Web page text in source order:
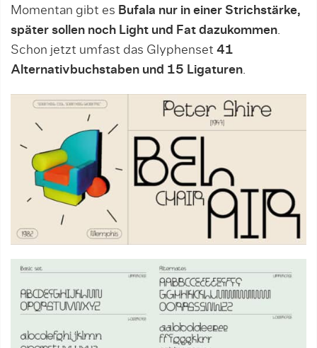
Momentan gibt es Bufala nur in einer Strichstärke,
später sollen noch Light und Fat dazukommen
Schon jetzt umfast das Glyphenset 41
Alternativbuchstaben und 15 Ligaturen